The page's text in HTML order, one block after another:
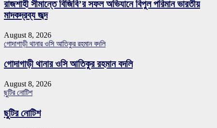
রাজশাহী সীমান্তে বিজিবি’র সফল অভিযানে বিপুল পরিমান ভারতীয়
মাদকদ্রব্য জব্দ
August 8, 2026
গোদাগাড়ী থানার ওসি আতিকুর রহমান বদলি
গোদাগাড়ী থানার ওসি আতিকুর রহমান বদলি
August 8, 2026
ছুটির নোটিশ
ছুটির নোটিশ